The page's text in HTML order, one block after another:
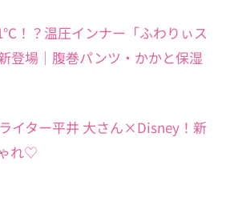
！？温圧インナー「ふわりぃス
登場｜腹巻パンツ・かかと保湿
イター平井 大さん×Disney！新
れ♡